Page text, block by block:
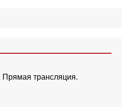
трансляция.